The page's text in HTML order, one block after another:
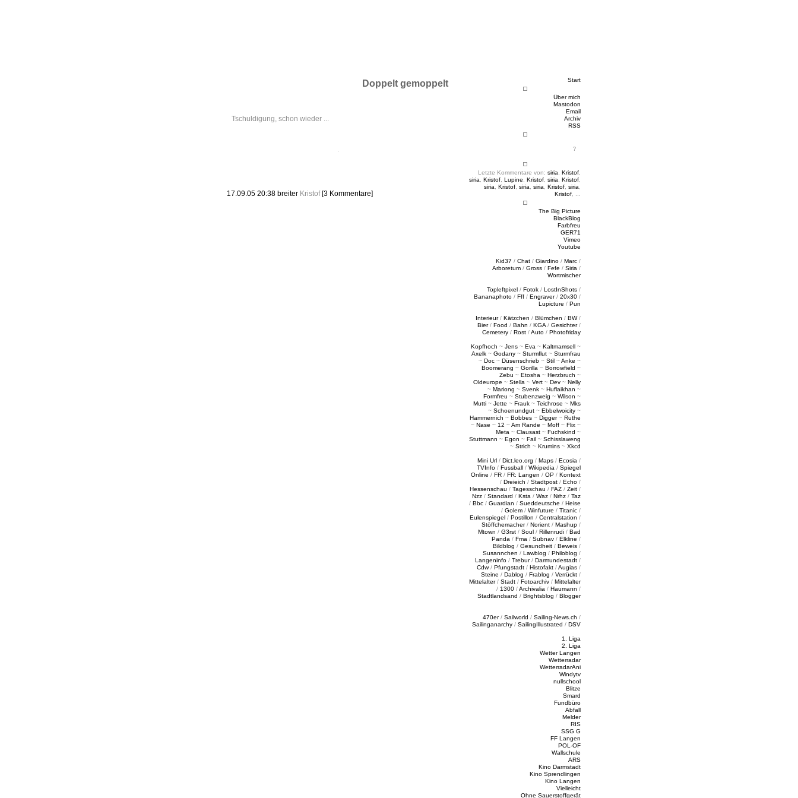
Start
Über mich
Mastodon
Email
Archiv
RSS
Letzte Kommentare von: siria Kristof
siria
Kristof Lupine Kristof siria Kristof
siria
Kristof siria siria Kristof siria
Kristof
The Big Picture
BlackBlog
Farbfreu
GER71
Vimeo
Youtube
Kid37 / Chat / Giardino / Marc /
Arboretum / Gross / Fefe / Siria /
Wortmischer
Topleftpixel / Fotok / LostInShots /
Bananaphoto / Fff / Engraver/ 20x30 /
Lupicture / Pun
Interieur/ Kätzchen / Blümchen / BW/
Bier/ Food / Bahn / KGA / Gesichter/
Cemetery / Rost /Auto / Photofriday
Kopfhoch ~ Jens ~ Eva ~ Kaltmamsell ~
Axelk ~ Godany ~ Sturmflut ~ Sturmfrau
~ Doc ~ Düsenschrieb ~ Stil ~Anke ~
Boomerang ~ Gorilla ~ Borrowfield ~
Zebu ~ Etosha ~ Herzbruch ~
Oldeurope ~ Stella ~ Vert ~ Dev ~ Nelly
~ Mariong ~ Svenk ~ Huflaikhan ~
Formfreu ~ Stubenzweig ~ Wilson ~
Mutti ~ Jette ~ Frauk ~ Teichrose ~ Mks
~ Schoenundgut ~ Ebbelwoicity ~
Hammernich ~ Bobbes ~ Digger~ Ruthe
~ Nase ~ 12 ~Am Rande ~ Moff ~ Flix ~
Meta ~ Clausast ~ Fuchskind ~
Stuttmann ~ Egon ~ Fail ~ Schisslaweng
~ Strich ~ Krumins ~ Xkcd
Mini Url / Dict.leo.org / Maps / Ecosia /
TVInfo / Fussball / Wikipedia / Spiegel
Online / FR / FR: Langen / OP / Kontext
/ Dreieich / Stadtpost / Echo /
Hessenschau / Tagesschau / FAZ / Zeit /
Nzz / Standard / Ksta / Waz / Nrhz / Taz
/ Bbc / Guardian / Sueddeutsche / Heise
/ Golem / Winfuture / Titanic /
Eulenspiegel / Postillon / Centralstation /
Stöffchemacher/ Norient / Mashup /
Mtown / G3rst / Soul / Rillenrudi / Bad
Panda / Fma / Subnav / Elkline /
Bildblog / Gesundheit / Beweis /
Susannchen / Lawblog / Philoblog /
Langeninfo / Trebur/ Darmundestadt /
Cdw/ Pfungstadt / Histofakt /Augias /
Steine / Dablog / Frablog / Verrückt /
Mittelalter/ Stadt / Fotoarchiv / Mittelalter
/ 1300 /Archivalia / Haumann /
Stadtlandsand / Brightsblog / Blogger
470er/ Sailworld / Sailing-News.ch /
Sailinganarchy / SailingIllustrated / DSV
1. Liga
2. Liga
Wetter Langen
Wetterradar
WetterradarAni
Windytv
nullschool
Blitze
Smard
Fundbüro
Abfall
Melder
RIS
SSG G
FF Langen
POL-OF
Wallschule
ARS
Kino Darmstadt
Kino Sprendlingen
Kino Langen
Vielleicht
Ohne Sauerstoffgerät
Doppelt gemoppelt
Tschuldigung, schon wieder ...
17.09.05 20:38 breiter Kristof [3 Kommentare]